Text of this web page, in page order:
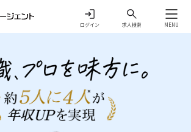
ログイン 求人検索 MENU